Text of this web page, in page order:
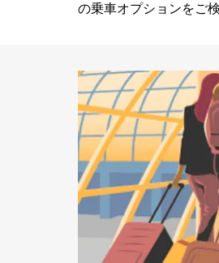
の乗車オプションをご